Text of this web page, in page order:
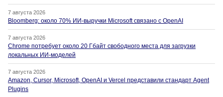
7 августа 2026
Bloomberg: около 70% ИИ-выручки Microsoft связано с OpenAI
7 августа 2026
Chrome потребует около 20 Гбайт свободного места для загрузки
локальных ИИ-моделей
7 августа 2026
Amazon, Cursor, Microsoft, OpenAI и Vercel представили стандарт Agent
Plugins